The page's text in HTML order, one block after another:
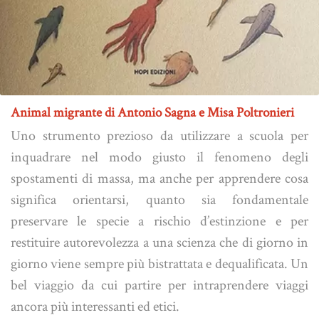
Animal migrante di Antonio Sagna e Misa Poltronieri
Uno strumento prezioso da utilizzare a scuola per
inquadrare nel modo giusto il fenomeno degli
spostamenti di massa, ma anche per apprendere cosa
significa orientarsi, quanto sia fondamentale
preservare le specie a rischio d’estinzione e per
restituire autorevolezza a una scienza che di giorno in
giorno viene sempre più bistrattata e dequalificata. Un
bel viaggio da cui partire per intraprendere viaggi
ancora più interessanti ed etici.